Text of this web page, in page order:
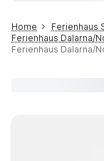
Home
Ferienhaus
Ferienhaus Dalarna/
Ferienhaus Dalarna/